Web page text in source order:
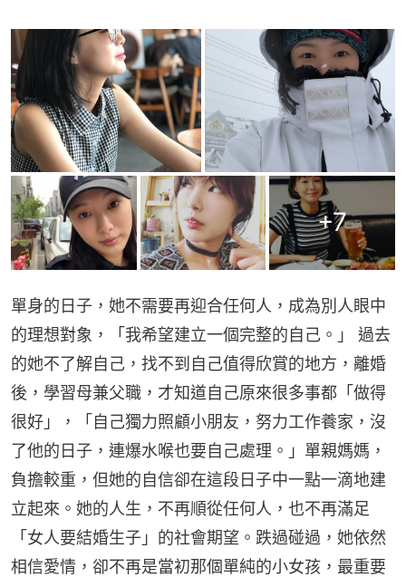
+7
單身的日子，她不需要再迎合任何人，成為別人眼中
的理想對象，「我希望建立一個完整的自己。」 過去
的她不了解自己，找不到自己值得欣賞的地方，離婚
後，學習母兼父職，才知道自己原來很多事都「做得
很好」，「自己獨力照顧小朋友，努力工作養家，沒
了他的日子，連爆水喉也要自己處理。」單親媽媽，
負擔較重，但她的自信卻在這段日子中一點一滴地建
立起來。她的人生，不再順從任何人，也不再滿足
「女人要結婚生子」的社會期望。跌過碰過，她依然
相信愛情，卻不再是當初那個單純的小女孩，最重要